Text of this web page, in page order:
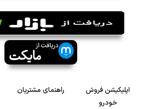
اپلیکیشن فروش
خودرو
راهنمای مشتریان